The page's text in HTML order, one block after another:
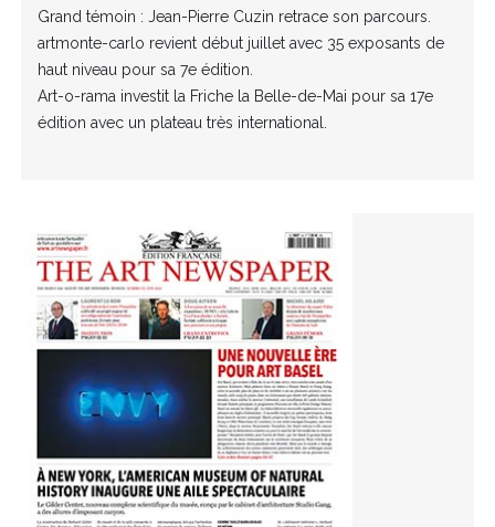
Grand témoin : Jean-Pierre Cuzin retrace son parcours.
artmonte-carlo revient début juillet avec 35 exposants de
haut niveau pour sa 7e édition.
Art-o-rama investit la Friche la Belle-de-Mai pour sa 17e
édition avec un plateau très international.